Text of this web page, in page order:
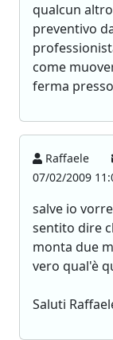
qualcun
preventivo
come
ferma
Raffaele
07/02/2009
salve io
sentito dire
monta due
vero qual'è
Saluti